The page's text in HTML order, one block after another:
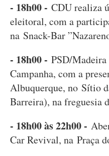
- 18h00 - CDU realiza
eleitoral, com a
na Snack-Bar
- 18h00 - PSD/Madeira
Campanha, com a
Albuquerque, no Sítio
Barreira), na freguesia
- 18h00 às 22h00 -
Car Revival, na Praça